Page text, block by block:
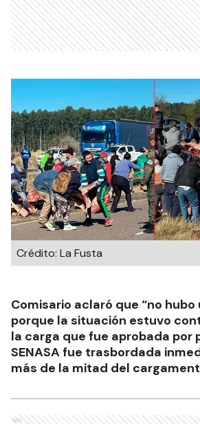
Crédito: La Fusta
Comisario aclaró que “no hubo
porque la situación estuvo
la carga que fue aprobada por
SENASA fue trasbordada
más de la mitad del
Ads